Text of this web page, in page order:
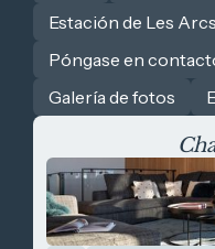
Estación de Les Arcs
Póngase en
Galería de fotos